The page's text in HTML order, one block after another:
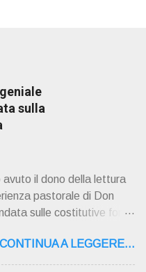
sulla
il dono della lettura
pastorale di Don
sulle costitutive fon ti
a noi per mezzo di Gesù,
. Io don Gino Oliosi v
CONTINUA A LEGGERE...